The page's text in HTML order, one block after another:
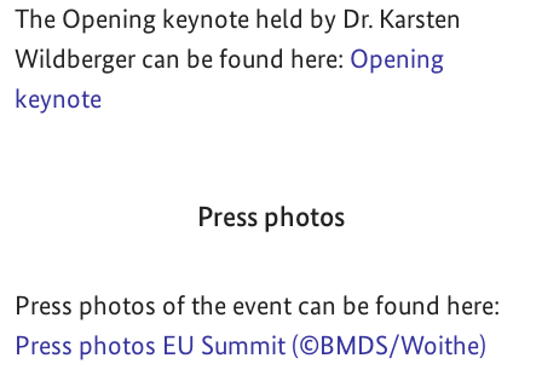
The Opening keynote held by Dr. Karsten
Wildberger can be found here: Opening
keynote
Press photos
Press photos of the event can be found here:
Press photos EU Summit (©BMDS/Woithe)